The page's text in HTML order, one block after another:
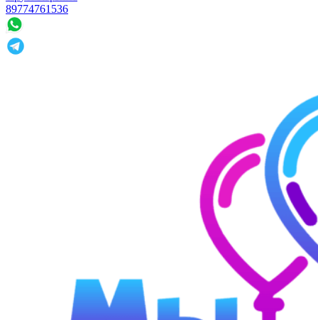
89774761536